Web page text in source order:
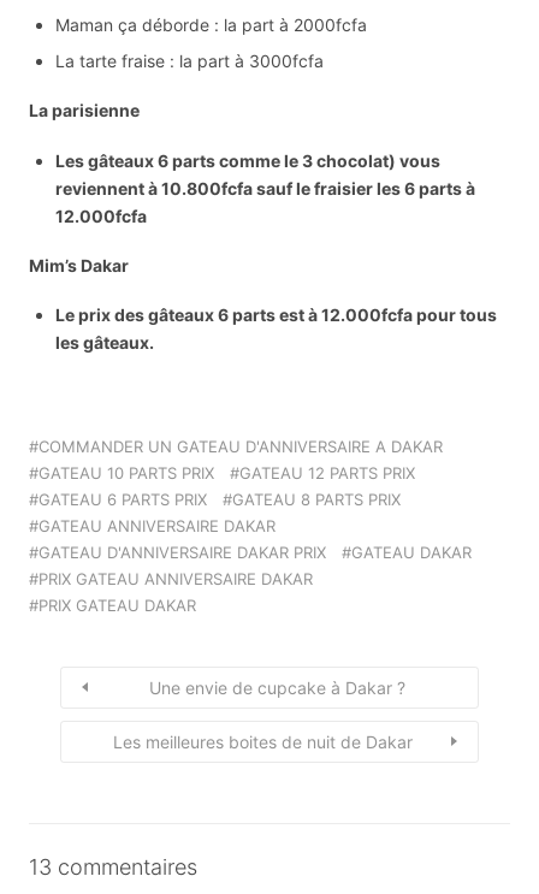
Maman ça déborde : la part à 2000fcfa
La tarte fraise : la part à 3000fcfa
La parisienne
Les gâteaux 6 parts comme le 3 chocolat) vous
reviennent à 10.800fcfa sauf le fraisier les 6 parts à
12.000fcfa
Mim’s Dakar
Le prix des gâteaux 6 parts est à 12.000fcfa pour tous
les gâteaux.
COMMANDER UN GATEAU D'ANNIVERSAIRE A DAKAR
GATEAU 10 PARTS PRIX
GATEAU 12 PARTS PRIX
GATEAU 6 PARTS PRIX
GATEAU 8 PARTS PRIX
GATEAU ANNIVERSAIRE DAKAR
GATEAU D'ANNIVERSAIRE DAKAR PRIX
GATEAU DAKAR
PRIX GATEAU ANNIVERSAIRE DAKAR
PRIX GATEAU DAKAR
Une envie de cupcake à Dakar ?
Les meilleures boites de nuit de Dakar
13 commentaires